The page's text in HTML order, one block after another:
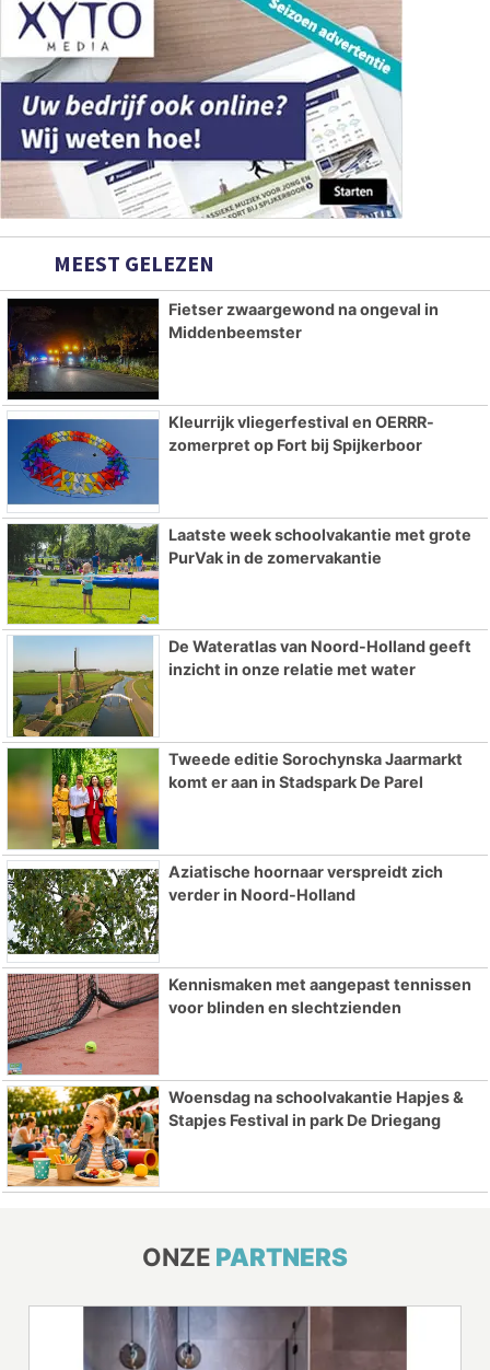
MEEST GELEZEN
Fietser zwaargewond na ongeval in
Middenbeemster
Kleurrijk vliegerfestival en OERRR-
zomerpret op Fort bij Spijkerboor
Laatste week schoolvakantie met grote
PurVak in de zomervakantie
De Wateratlas van Noord-Holland geeft
inzicht in onze relatie met water
Tweede editie Sorochynska Jaarmarkt
komt er aan in Stadspark De Parel
Aziatische hoornaar verspreidt zich
verder in Noord-Holland
Kennismaken met aangepast tennissen
voor blinden en slechtzienden
Woensdag na schoolvakantie Hapjes &
Stapjes Festival in park De Driegang
ONZE PARTNERS